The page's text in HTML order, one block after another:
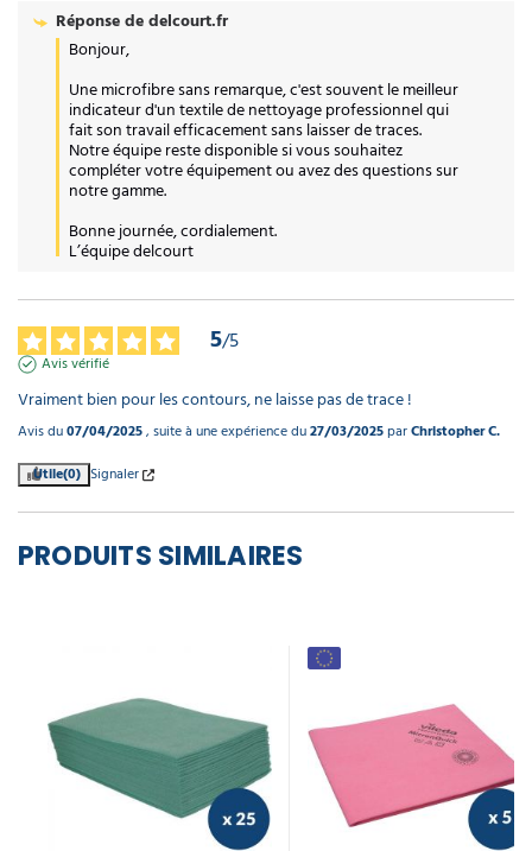
PRODUITS SIMILAIRES
Réponse dedelcourt.fr
Bonjour,
Une microfibre sans remarque, c'est souvent le meilleur
indicateur d'un textile de nettoyage professionnel qui
fait son travail efficacement sans laisser de traces.
Notre équipe reste disponible si vous souhaitez
compléter votre équipement ou avez des questions sur
notre gamme.
Bonne journée, cordialement.
L’équipe delcourt
5/5
Avis vérifié
Vraiment bien pour les contours, ne laisse pas de trace !
Avis du07/04/2025, suite à une expérience du27/03/2025parChristopher C.
Utile(0) Signaler